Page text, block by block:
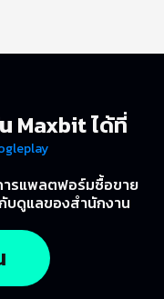
Maxbit ได้ที่
ารแพลตฟอร์มซื้อขาย
ดูแลของสำนักงาน